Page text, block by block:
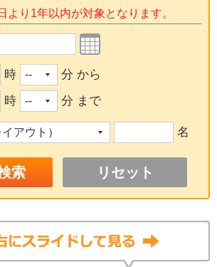
より1年以内が対象となります。
時
分 から
時
分 まで
名
リセット